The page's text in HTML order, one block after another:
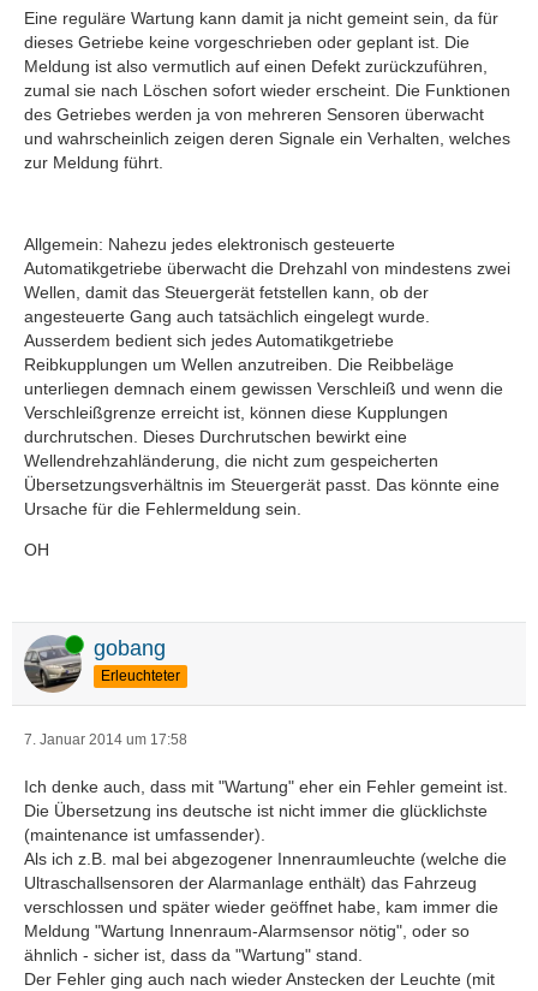
Eine reguläre Wartung kann damit ja nicht gemeint sein, da für
dieses Getriebe keine vorgeschrieben oder geplant ist. Die
Meldung ist also vermutlich auf einen Defekt zurückzuführen,
zumal sie nach Löschen sofort wieder erscheint. Die Funktionen
des Getriebes werden ja von mehreren Sensoren überwacht
und wahrscheinlich zeigen deren Signale ein Verhalten, welches
zur Meldung führt.
Allgemein: Nahezu jedes elektronisch gesteuerte
Automatikgetriebe überwacht die Drehzahl von mindestens zwei
Wellen, damit das Steuergerät fetstellen kann, ob der
angesteuerte Gang auch tatsächlich eingelegt wurde.
Ausserdem bedient sich jedes Automatikgetriebe
Reibkupplungen um Wellen anzutreiben. Die Reibbeläge
unterliegen demnach einem gewissen Verschleiß und wenn die
Verschleißgrenze erreicht ist, können diese Kupplungen
durchrutschen. Dieses Durchrutschen bewirkt eine
Wellendrehzahländerung, die nicht zum gespeicherten
Übersetzungsverhältnis im Steuergerät passt. Das könnte eine
Ursache für die Fehlermeldung sein.
OH
Online gobang
Erleuchteter
7. Januar 2014 um 17:58
Ich denke auch, dass mit "Wartung" eher ein Fehler gemeint ist.
Die Übersetzung ins deutsche ist nicht immer die glücklichste
(maintenance ist umfassender).
Als ich z.B. mal bei abgezogener Innenraumleuchte (welche die
Ultraschallsensoren der Alarmanlage enthält) das Fahrzeug
verschlossen und später wieder geöffnet habe, kam immer die
Meldung "Wartung Innenraum-Alarmsensor nötig", oder so
ähnlich - sicher ist, dass da "Wartung" stand.
Der Fehler ging auch nach wieder Anstecken der Leuchte (mit